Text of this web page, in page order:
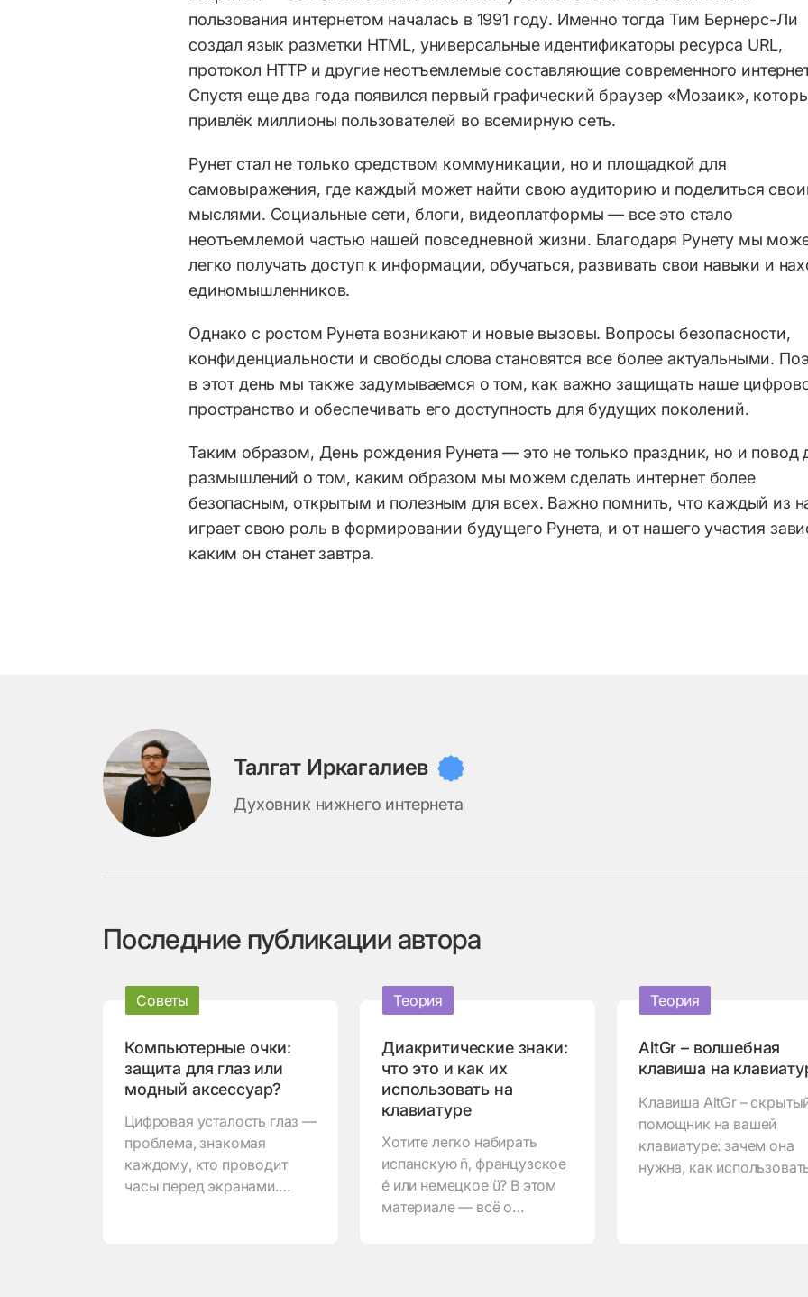
пользования интернетом началась в 1991 году. Именно тогда Тим Бернерс-Ли
создал язык разметки HTML, универсальные идентификаторы ресурса URL,
протокол HTTP и другие неотъемлемые составляющие современного
Спустя еще два года появился первый графический браузер «Мозаик»,
привлёк миллионы пользователей во всемирную сеть.
Рунет стал не только средством коммуникации, но и площадкой для
самовыражения, где каждый может найти свою аудиторию и поделиться
мыслями. Социальные сети, блоги, видеоплатформы — все это стало
неотъемлемой частью нашей повседневной жизни. Благодаря Рунету мы
легко получать доступ к информации, обучаться, развивать свои навыки и
единомышленников.
Однако с ростом Рунета возникают и новые вызовы. Вопросы безопасности,
конфиденциальности и свободы слова становятся все более актуальными.
в этот день мы также задумываемся о том, как важно защищать наше
пространство и обеспечивать его доступность для будущих поколений.
Таким образом, День рождения Рунета — это не только праздник, но и повод
размышлений о том, каким образом мы можем сделать интернет более
безопасным, открытым и полезным для всех. Важно помнить, что каждый из
играет свою роль в формировании будущего Рунета, и от нашего участия
каким он станет завтра.
Талгат Иркагалиев
Духовник нижнего интернета
Последние публикации автора
Советы
Компьютерные очки:
защита для глаз или
модный аксессуар?
Цифровая усталость глаз —
проблема, знакомая
каждому, кто проводит
часы перед экранами.
Теория
Диакритические знаки:
что это и как их
использовать на
клавиатуре
Хотите легко набирать
испанскую ñ, французское
é или немецкое ü? В этом
материале — всё о
Теория
AltGr – волшебная
клавиша на
Клавиша AltGr –
помощник на вашей
клавиатуре: зачем она
нужна, как